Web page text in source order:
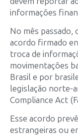
informações
No mês passado,
acordo firmado
troca de
movimentações
Brasil e por
legislação norte-
Compliance Act
Esse acordo
estrangeiras ou